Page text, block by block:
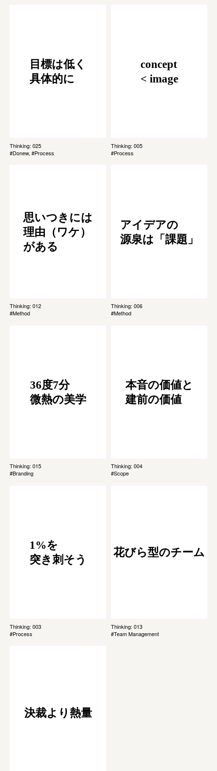
目標は低く
具体的に
Thinking: 025
#Donew, #Process
concept
< image
Thinking: 005
#Process
思いつきには
理由（ワケ）
がある
Thinking: 012
#Method
アイデアの
源泉は「課題」
Thinking: 006
#Method
36度7分
微熱の美学
Thinking: 015
#Branding
本音の価値と
建前の価値
Thinking: 004
#Scope
1%を
突き刺そう
Thinking: 003
#Process
花びら型のチーム
Thinking: 013
#Team Management
決裁より熱量